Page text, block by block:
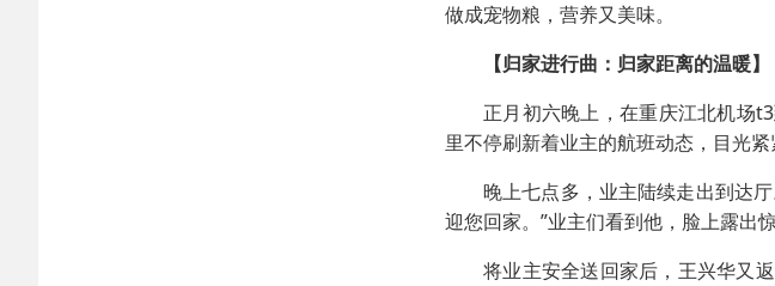
做成宠物粮，营养又美味。
【归家进行曲：归家距离的温暖】
正月初六晚上，在重庆江北机场
里不停刷新着业主的航班动态，目光紧
晚上七点多，业主陆续走出到达
迎您回家。”业主们看到他，脸上露出
将业主安全送回家后，王兴华又